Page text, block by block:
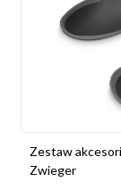
Zestaw
Zwieger